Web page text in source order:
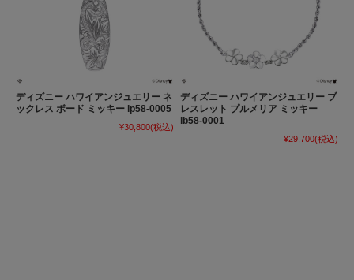
ディズニー ハワイアンジュエリー ネ
ックレス ボード ミッキー lp58-0005
¥30,800(税込)
ディズニー ハワイアンジュエリー ブ
レスレット プルメリア ミッキー
lb58-0001
¥29,700(税込)